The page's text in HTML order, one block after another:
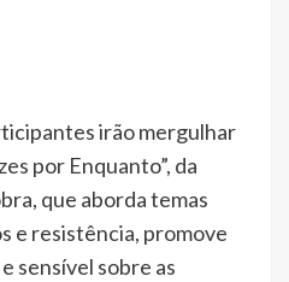
irão mergulhar
por Enquanto”, da
que aborda temas
e resistência, promove
sensível sobre as